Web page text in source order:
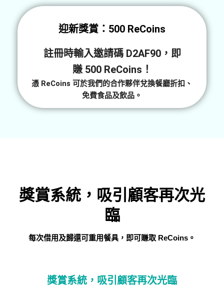
迎新獎賞：500 ReCoins
註冊時輸入邀請碼 D2AF90，即
賺 500 ReCoins ！
憑 ReCoins 可於我們的合作夥伴兌換餐廳折扣、
免費食品及飲品。
獎賞系統，吸引顧客再次光
臨
每次借用及歸還可重用餐具，即可賺取 ReCoins。
獎賞系統，吸引顧客再次光臨